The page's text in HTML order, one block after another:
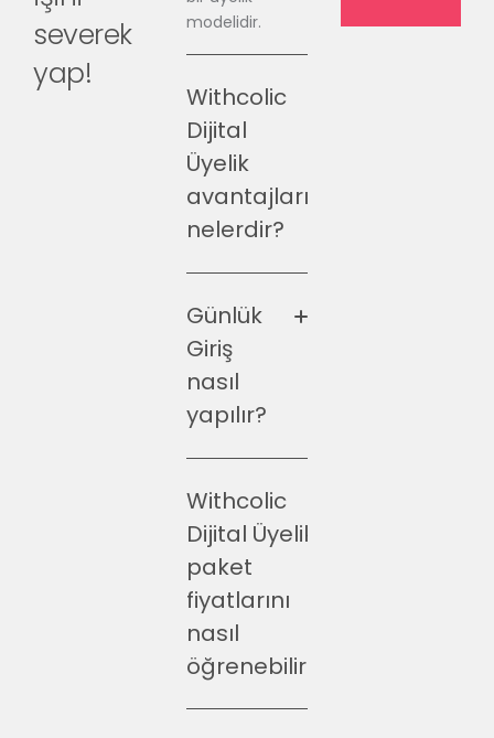
severek
yap!
modelidir.
Withcolic
Dijital
Üyelik
avantajları
nelerdir?
Günlük
Giriş
nasıl
yapılır?
Withcolic
Dijital Üyelik
paket
fiyatlarını
nasıl
öğrenebilirim?